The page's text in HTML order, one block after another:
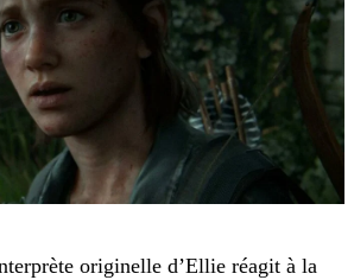
originelle d’Ellie réagit à la